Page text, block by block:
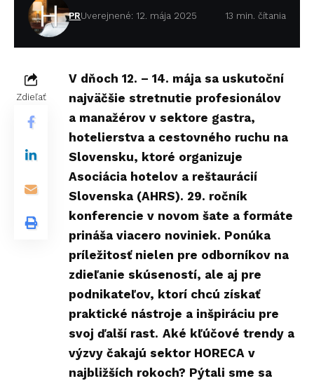
PRUverejnené: 12. mája 2025 13 min. čítania
Zdieľať
V dňoch 12. – 14. mája sa uskutoční
najväčšie stretnutie profesionálov
a manažérov v sektore gastra,
hotelierstva a cestovného ruchu na
Slovensku, ktoré organizuje
Asociácia hotelov a reštaurácií
Slovenska (AHRS). 29. ročník
konferencie v novom šate a formáte
prináša viacero noviniek. Ponúka
príležitosť nielen pre odborníkov na
zdieľanie skúseností, ale aj pre
podnikateľov, ktorí chcú získať
praktické nástroje a inšpiráciu pre
svoj ďalší rast. Aké kľúčové trendy a
výzvy čakajú sektor HORECA v
najbližších rokoch? Pýtali sme sa